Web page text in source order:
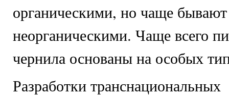
органическими, но чаще бывают
неорганическими. Чаще всего
чернила основаны на особых
Разработки транснациональных